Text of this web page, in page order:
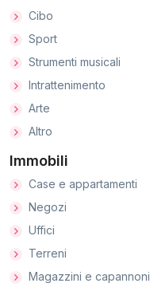
Cibo
Sport
Strumenti musicali
Intrattenimento
Arte
Altro
Immobili
Case e appartamenti
Negozi
Uffici
Terreni
Magazzini e capannoni